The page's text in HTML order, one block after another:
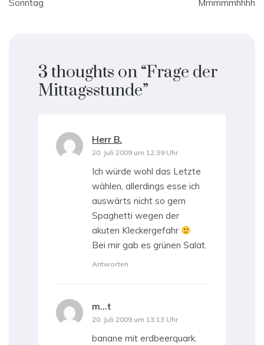
Sonntag Mmmmmhhhh
3 thoughts on “Frage der
Mittagsstunde”
Herr B.
20. Juli 2009 um 12:39 Uhr
Ich würde wohl das Letzte
wählen, allerdings esse ich
auswärts nicht so gern
Spaghetti wegen der
akuten Kleckergefahr
Bei mir gab es grünen Salat.
Antworten
m...t
20. Juli 2009 um 13:13 Uhr
banane mit erdbeerquark.